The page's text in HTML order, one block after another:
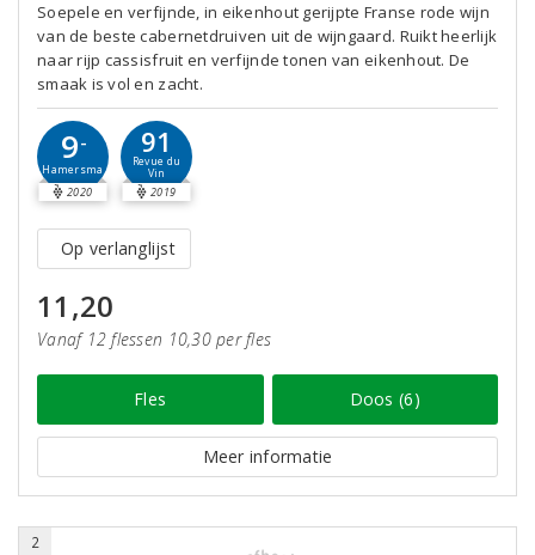
Soepele en verfijnde, in eikenhout gerijpte Franse rode wijn
van de beste cabernetdruiven uit de wijngaard. Ruikt heerlijk
naar rijp cassisfruit en verfijnde tonen van eikenhout. De
smaak is vol en zacht.
9-
Hamersma
2020
91
Revue du
Vin
2019
Op verlanglijst
11,20
Vanaf 12 flessen 10,30 per fles
Fles Doos (6)
Meer informatie
2